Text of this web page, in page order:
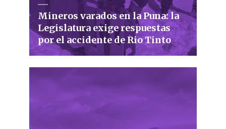
Mineros varados en la Puna: la
Legislatura exige respuestas
por el accidente de Rio Tinto